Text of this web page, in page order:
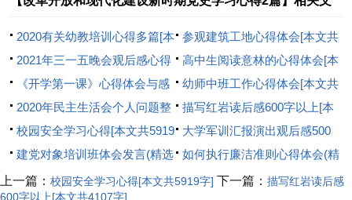
章：
2020有关幼教培训心得多篇[本
文共4797字]
参观建筑工地心得体会[本文共
11192字]
2021年三一五晚会观后感心得
体会[本文共2790字]
高中生阅读意林的心得体会[本
文共3685字]
《开学第一课》心得体会与感
悟800字初中2021[本文共5559
字]
幼师中班工作心得体会[本文共
6613字]
2020年民主生活会个人问题整
改清单[本文共264字]
描写红岩读后感600字以上[本
文共4107字]
校园安全学习心得[本文共5919
字]
大学军训汇报演出观后感500
字[本文共1689字]
建党对象培训班体会发言(精选
多篇)[本文共3982字]
如何执行廉洁准则心得体会(精
选多篇)[本文共8428字]
上一篇： 校园安全学习心得[本文共5919字] 下一篇： 描写红岩读后感
600字以上[本文共4107字]